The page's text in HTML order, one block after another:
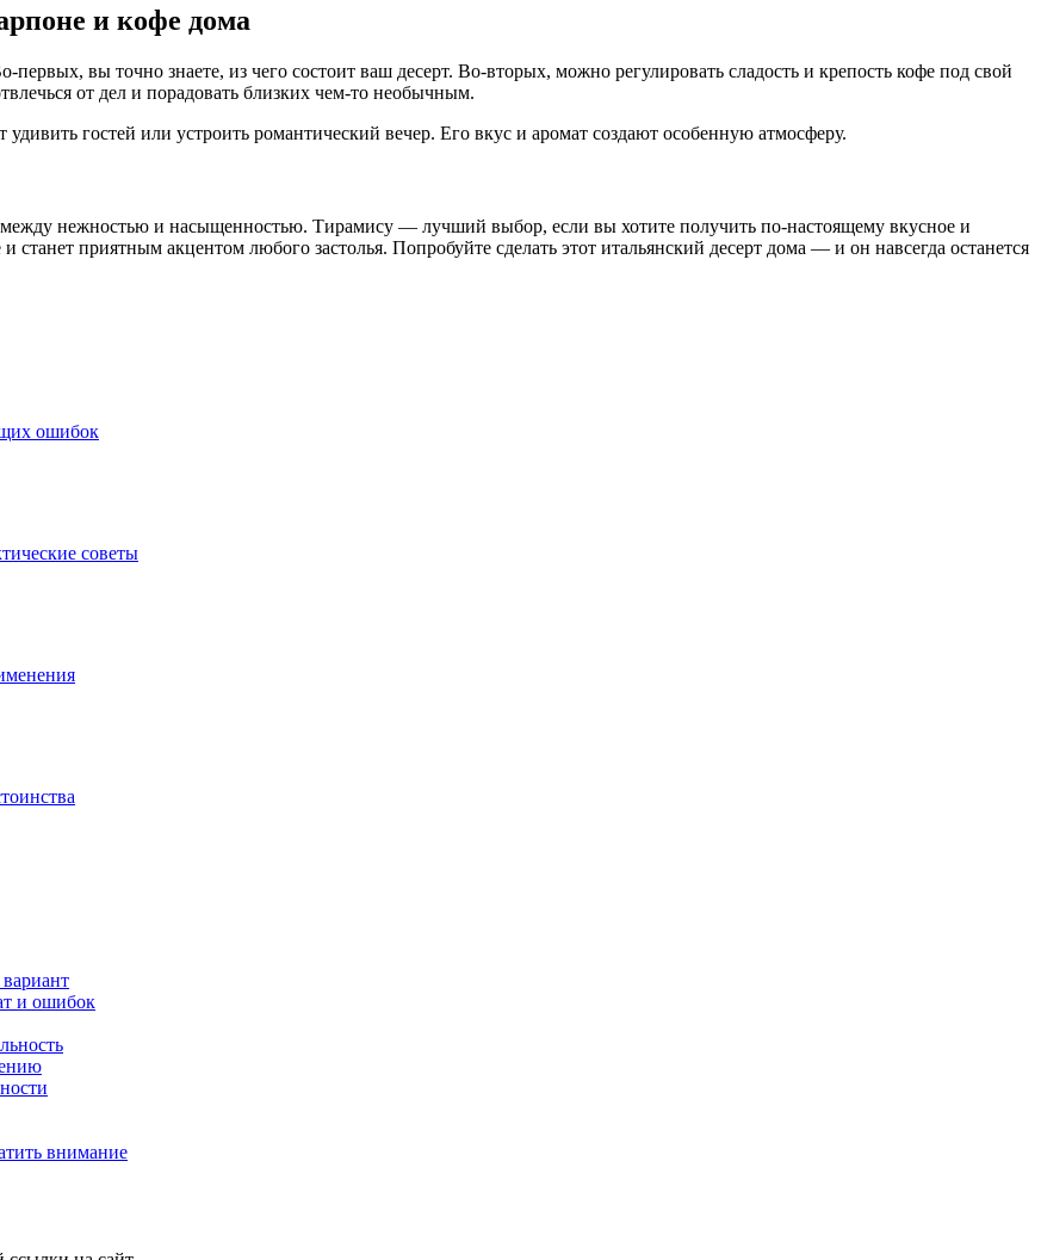
и кофе дома
вы точно знаете, из чего состоит ваш десерт. Во-вторых, можно регулировать сладость и крепость кофе под свой
от дел и порадовать близких чем-то необычным.
гостей или устроить романтический вечер. Его вкус и аромат создают особенную атмосферу.
между нежностью и насыщенностью. Тирамису — лучший выбор, если вы хотите получить по-настоящему вкусное и
приятным акцентом любого застолья. Попробуйте сделать этот итальянский десерт дома — и он навсегда останется
ошибок
советы
и ошибок
внимание